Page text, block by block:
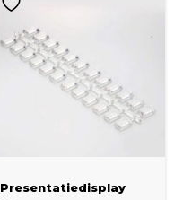
Presentatiedisplay